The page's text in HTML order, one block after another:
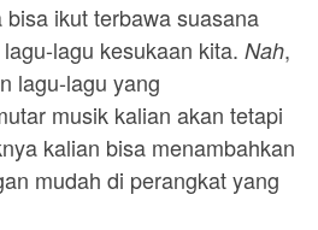
ikut terbawa suasana
lagu kesukaan kita. Nah,
lagu-lagu yang
musik kalian akan tetapi
kalian bisa menambahkan
mudah di perangkat yang